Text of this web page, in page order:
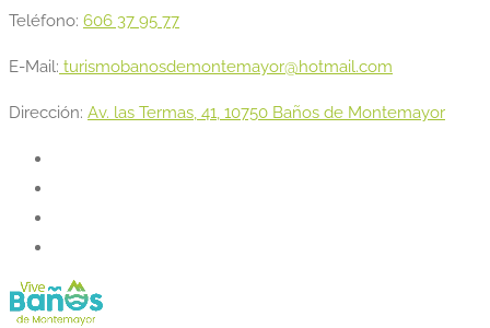
Teléfono: 606 37 95 77
E-Mail: turismobanosdemontemayor@hotmail.com
Dirección: Av. las Termas, 41, 10750 Baños de Montemayor